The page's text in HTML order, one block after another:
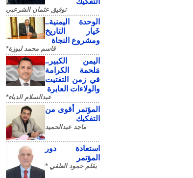
توفيق عثمان الشرعبي
الوحدة اليمنية..
خَيار التاريخ
ومشروع النجاة
قاسم محمد لبوزة*
​اليمن الكبير..
مَلحمة الكرامة
في زمن التفتيت
والولاءات العابرة
عبدالسلام الدباء*
المؤتمر أقوى من
التفكيك
ماجد عبدالحميد
استعادة دور
المؤتمر
بقلم حمود العلفي *